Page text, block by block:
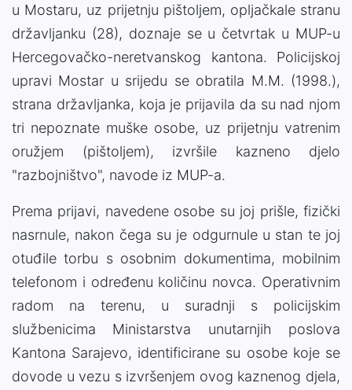
u Mostaru, uz prijetnju pištoljem, opljačkale stranu
državljanku (28), doznaje se u četvrtak u MUP-u
Hercegovačko-neretvanskog kantona. Policijskoj
upravi Mostar u srijedu se obratila M.M. (1998.),
strana državljanka, koja je prijavila da su nad njom
tri nepoznate muške osobe, uz prijetnju vatrenim
oružjem (pištoljem), izvršile kazneno djelo
"razbojništvo", navode iz MUP-a.
Prema prijavi, navedene osobe su joj prišle, fizički
nasrnule, nakon čega su je odgurnule u stan te joj
otuđile torbu s osobnim dokumentima, mobilnim
telefonom i određenu količinu novca. Operativnim
radom na terenu, u suradnji s policijskim
službenicima Ministarstva unutarnjih poslova
Kantona Sarajevo, identificirane su osobe koje se
dovode u vezu s izvršenjem ovog kaznenog djela,